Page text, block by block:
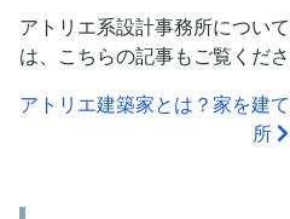
アトリエ系設計事務所につい
は、こちらの記事もご覧くださ
アトリエ建築家とは？家を建
所